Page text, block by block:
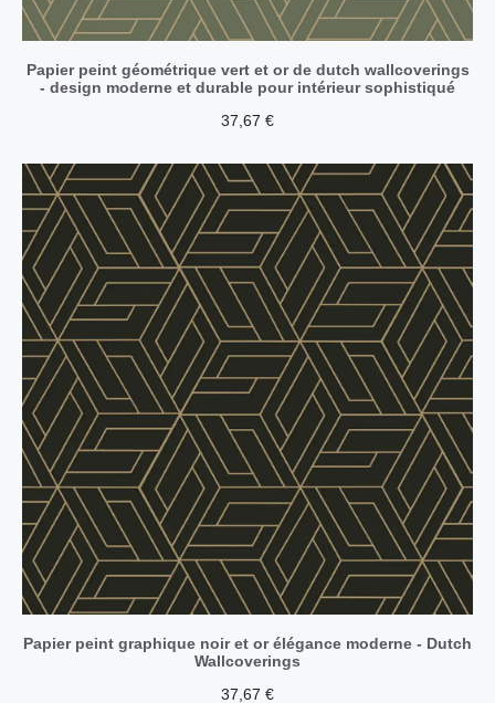
Papier peint géométrique vert et or de dutch wallcoverings
- design moderne et durable pour intérieur sophistiqué
37,67 €
Papier peint graphique noir et or élégance moderne - Dutch
Wallcoverings
37,67 €